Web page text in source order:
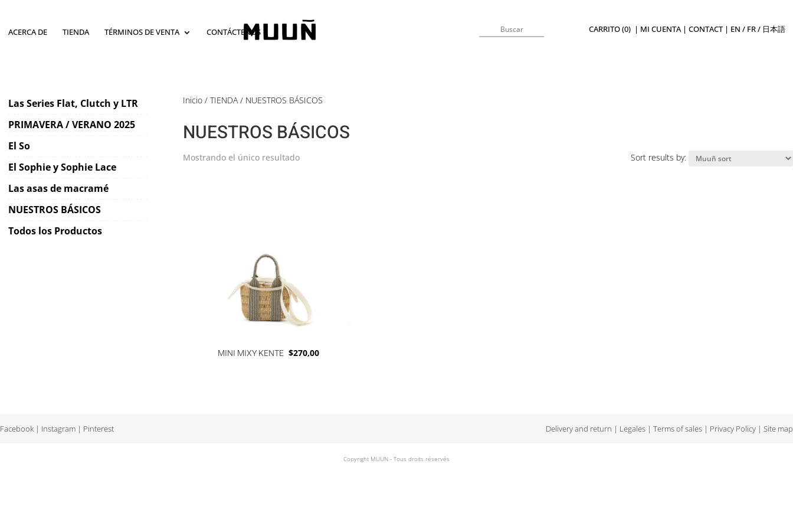
ACERCA DE TIENDA TÉRMINOS DE VENTA CONTÁCTENOS CARRITO (0) | MI CUENTA|CONTACT| EN / FR/ 日本語
Las Series Flat, Clutch y LTR
PRIMAVERA / VERANO 2025
El So
El Sophie y Sophie Lace
Las asas de macramé
NUESTROS BÁSICOS
Todos los Productos
Inicio / TIENDA/ NUESTROS BÁSICOS
NUESTROS BÁSICOS
Mostrando el único resultado Sort results by:
MINI MIXY KENTE $270,00
Facebook | Instagram | Pinterest Delivery and return | Legales| Terms of sales| Privacy Policy| Site map
Copyright MUUN - Tous droits réservés